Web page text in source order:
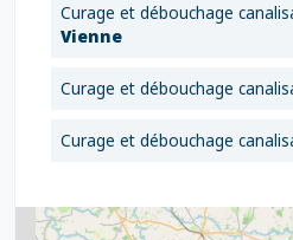
Curage et débouchage
Vienne
Curage et débouchage
Curage et débouchage